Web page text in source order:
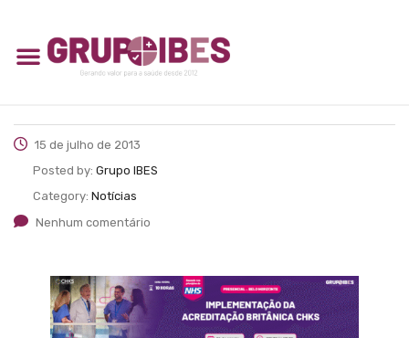
15 de julho de 2013
Posted by: Grupo IBES
Category: Notícias
Nenhum comentário